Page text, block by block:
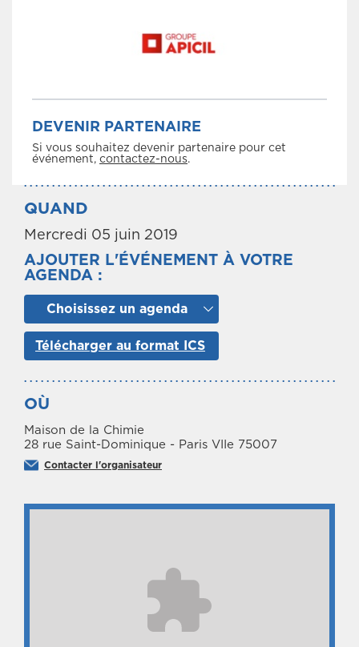
DEVENIR PARTENAIRE
Si vous souhaitez devenir partenaire pour cet
événement, contactez-nous.
QUAND
Mercredi 05 juin 2019
AJOUTER L'ÉVÉNEMENT À VOTRE
AGENDA :
Choisissez un agenda
Télécharger au format ICS
OÙ
Maison de la Chimie
28 rue Saint-Dominique - Paris VIIe 75007
Contacter l'organisateur